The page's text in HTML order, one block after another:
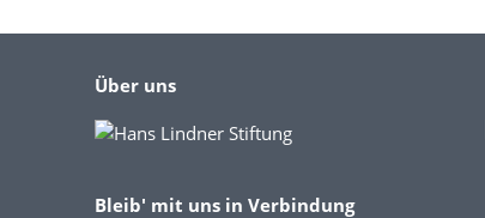
Über uns
Bleib' mit uns in Verbindung